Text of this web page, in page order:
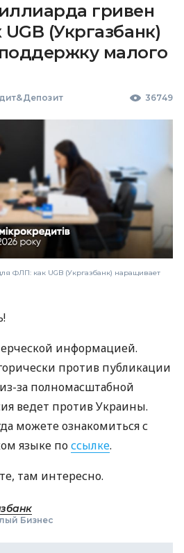
гривен
(Укргазбанк)
малого
36749
ФЛП: как UGB (Укргазбанк) наращивает
информацией.
против публикации
за полномасштабной
ведет против Украины.
можете ознакомиться с
языке поссылке.
там интересно.
Бизнес